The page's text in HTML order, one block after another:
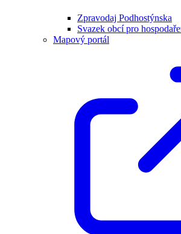
Zpravodaj Podhostýnska
Svazek obcí pro
Mapový portál